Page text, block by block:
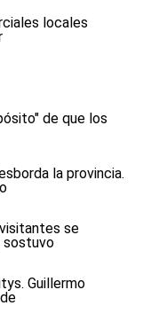
locales
de que los
la provincia.
se
sostuvo
Guillermo